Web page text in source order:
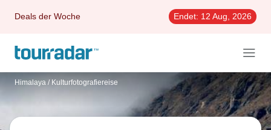
Deals der Woche Endet: 12 Aug, 2026
Himalaya / Kulturfotografiereise